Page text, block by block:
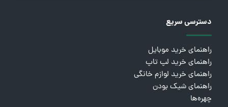
دسترسی سریع
راهنمای خرید موبایل
راهنمای خرید لپ تاپ
راهنمای خرید لوازم خانگی
راهنمای شیک بودن
چهره‌ها